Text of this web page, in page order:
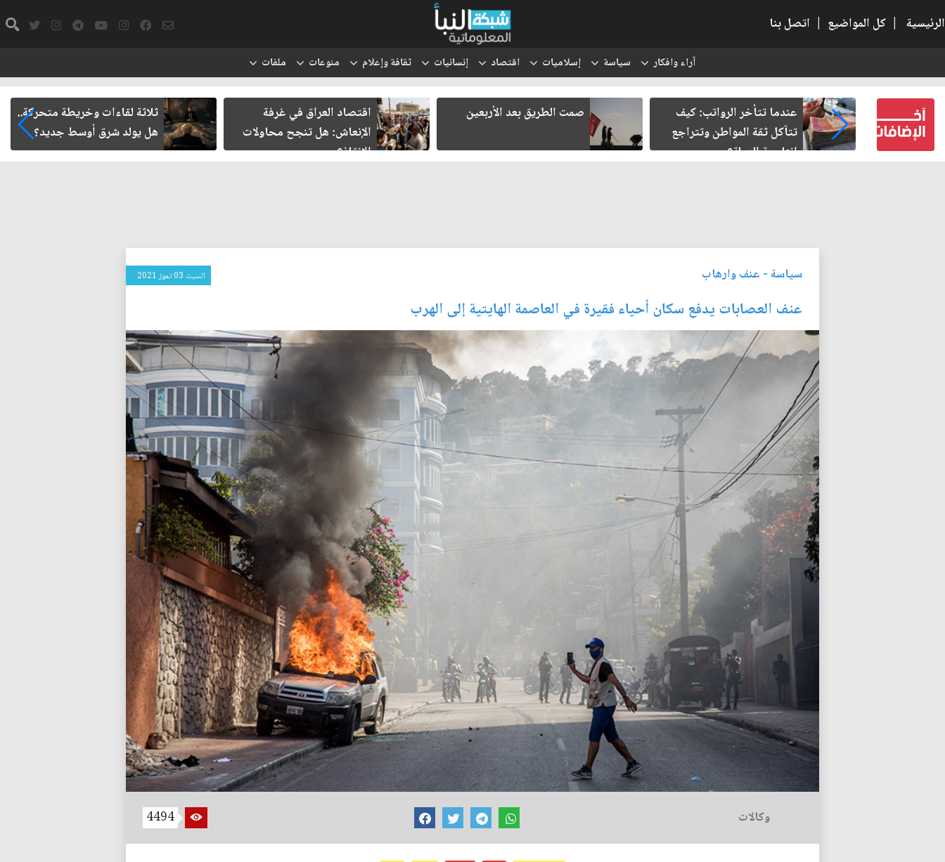
الرئيسية | كل المواضيع | اتصل بنا
آراء وافكار سياسة إسلاميات اقتصاد إنسانيات ثقافة وإعلام منوعات ملفات
حين
عندما تتأخر الرواتب: كيف
تتآكل ثقة المواطن وتتراجع
إنتاجية الدولة؟
صمت الطريق بعد الأربعين
اقتصاد العراق في غرفة
الإنعاش: هل تنجح محاولات
الإنقاذ؟
ثلاثة لقاءات وخريطة متحركة..
هل يولد شرق أوسط جديد؟
سياسة- عنف وارهاب السبت 03 تموز 2021
عنف العصابات يدفع سكان أحياء فقيرة في العاصمة الهايتية إلى الهرب
وكالات 4494